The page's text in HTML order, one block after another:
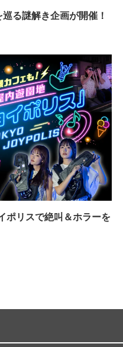
る謎解き企画が開催！
ポリスで絶叫＆ホラーを